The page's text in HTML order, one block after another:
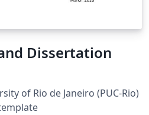
Dissertation
of Rio de Janeiro (PUC-Rio)